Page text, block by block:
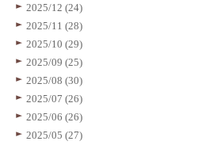
2025/12 (24)
2025/11 (28)
2025/10 (29)
2025/09 (25)
2025/08 (30)
2025/07 (26)
2025/06 (26)
2025/05 (27)